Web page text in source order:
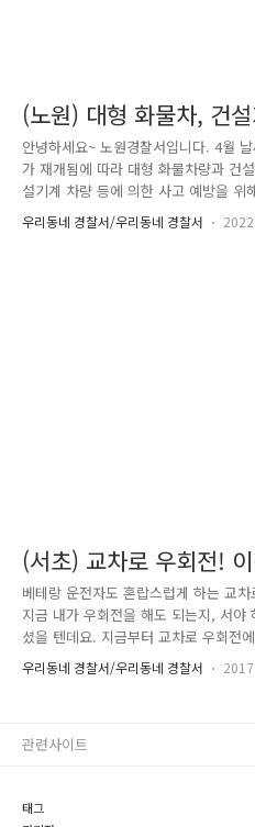
(노원) 대형 화물차, 건
고 예방 활동
안녕하세요~ 노원경찰서입니다. 4월
가 재개됨에 따라 대형 화물차량과 건
설기계 차량 등에 의한 사고 예방을 위
공사 현장과 생활 폐기물 업체(총 57개
하였습니다. 특히 노원구는 재 개발, 재
우리동네 경찰서/우리동네 경찰서
(서초) 교차로 우회전!
베테랑 운전자도 혼랍스럽게 하는 교
지금 내가 우회전을 해도 되는지, 서야
셨을 텐데요. 지금부터 교차로 우회전
첫째로, 교차로 차량신호가 적색이고,
가 녹색인 경우 교차로에서 차량 신호
모든 책임은 운전자의 몫이 됨을 주의
고..
우리동네 경찰서/우리동네 경찰서
태그
관련사이트